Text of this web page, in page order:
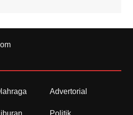
Advertorial
Politik